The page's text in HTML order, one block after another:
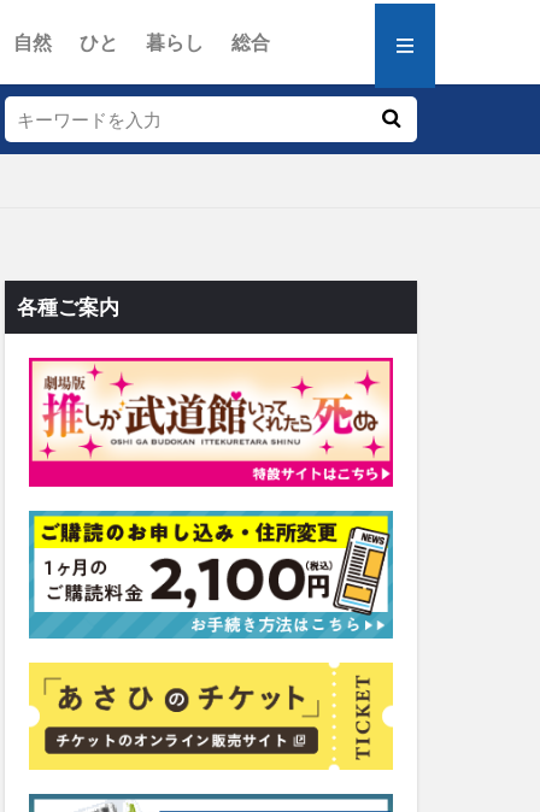
自然 ひと 暮らし 総合
各種ご案内